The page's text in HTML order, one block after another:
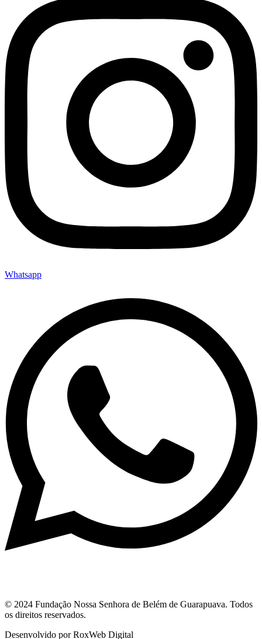
Whatsapp
© 2024 Fundação Nossa Senhora de Belém de Guarapuava. Todos
os direitos reservados.
Desenvolvido por RoxWeb Digital